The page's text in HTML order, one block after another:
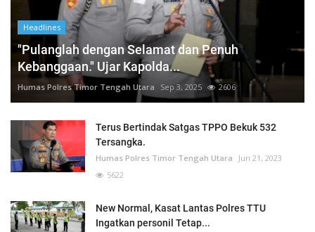
Headlines
"Pulanglah dengan Selamat dan Penuh
Kebanggaan." Ujar Kapolda...
Humas Polres Timor Tengah Utara Sep 3, 2025 2606
Terus Bertindak Satgas TPPO Bekuk 532
Tersangka.
Humas Polres Timor Tengah Utara
Jun 21, 2023
5622
New Normal, Kasat Lantas Polres TTU
Ingatkan personil Tetap...